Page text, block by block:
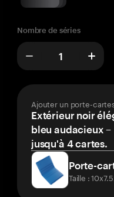
Nombre de séries
Ajouter un porte-
Extérieur noir
bleu audacieux
jusqu'à 4 cartes.
Porte-
Taille :